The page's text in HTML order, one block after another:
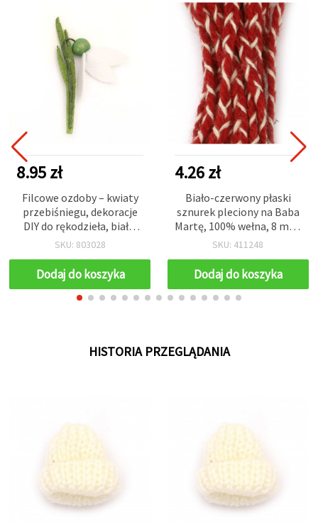
8.95 zł
Filcowe ozdoby – kwiaty
przebiśniegu, dekoracje
DIY do rękodzieła, białe,
68x28 mm – 10 szt.
SKU: 803028
Dodaj do koszyka
4.26 zł
Biało-czerwony płaski
sznurek pleciony na Baba
Martę, 100% wełna, 8 mm,
3 m
SKU: 411248
Dodaj do koszyka
HISTORIA PRZEGLĄDANIA